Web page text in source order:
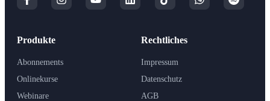
Produkte
Abonnements
Onlinekurse
Webinare
Rechtliches
Impressum
Datenschutz
AGB